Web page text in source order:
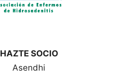
HAZTE SOCIO
Asendhi